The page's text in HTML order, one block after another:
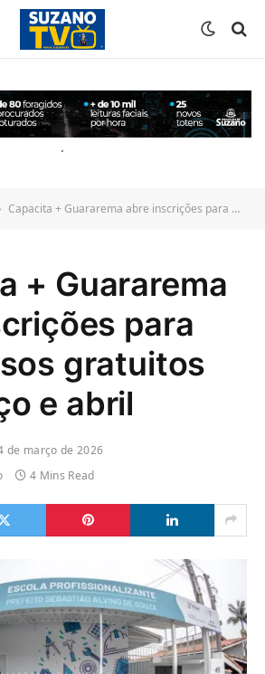
.
Capacita + Guararema abre inscrições para seis cursos gratuitos em março e abril
+ Guararema
para
gratuitos
e abril
de março de 2026
4 Mins Read